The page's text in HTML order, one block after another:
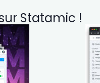
Statamic !